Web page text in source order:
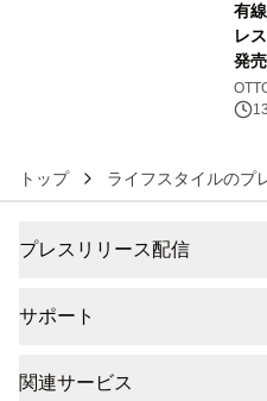
有
レ
発
トップ ライフスタイルのプ
プレスリリース配信
サポート
関連サービス